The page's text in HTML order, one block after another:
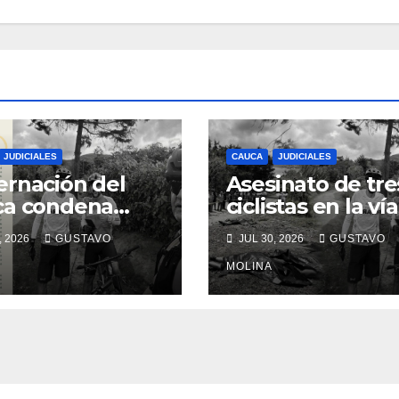
JUDICIALES
del
condena
de tres
y exige
urgentes
2026 GUSTAVO
CAUCA JUDICIALES
Asesinato de
ciclistas en la vía
Totoró – Silvia,
genera
consternación
Cauca
JUL 30, 2026 GUSTAVO
MOLINA